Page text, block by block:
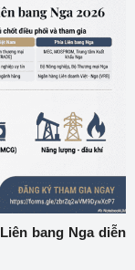
bang Nga diễn